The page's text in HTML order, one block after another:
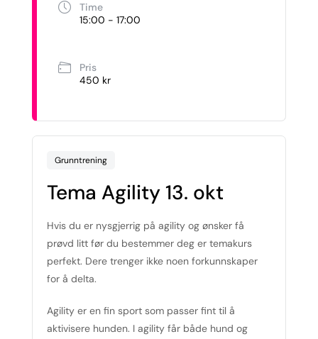
Time
15:00 - 17:00
Pris
450 kr
Grunntrening
Tema Agility 13. okt
Hvis du er nysgjerrig på agility og ønsker få
prøvd litt før du bestemmer deg er temakurs
perfekt. Dere trenger ikke noen forkunnskaper
for å delta.
Agility er en fin sport som passer fint til å
aktivisere hunden. I agility får både hund og